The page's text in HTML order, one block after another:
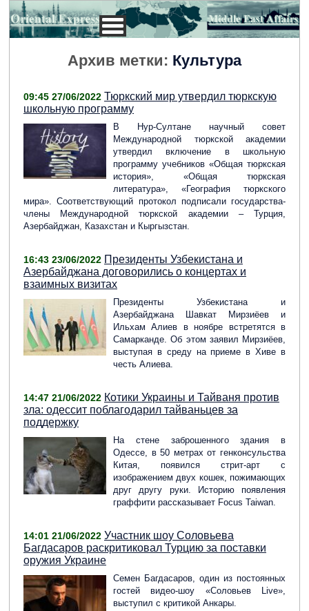
Архив метки: Культура
09:45 27/06/2022 Тюркский мир утвердил тюркскую
школьную программу
В Нур-Султане научный совет
Международной тюркской академии
утвердил включение в школьную
программу учебников «Общая тюркская
история», «Общая тюркская
литература», «География тюркского
мира». Соответствующий протокол подписали государства-
члены Международной тюркской академии – Турция,
Азербайджан, Казахстан и Кыргызстан.
16:43 23/06/2022 Президенты Узбекистана и
Азербайджана договорились о концертах и
взаимных визитах
Президенты Узбекистана и
Азербайджана Шавкат Мирзиёев и
Ильхам Алиев в ноябре встретятся в
Самарканде. Об этом заявил Мирзиёев,
выступая в среду на приеме в Хиве в
честь Алиева.
14:47 21/06/2022 Котики Украины и Тайваня против
зла: одессит поблагодарил тайваньцев за
поддержку
На стене заброшенного здания в
Одессе, в 50 метрах от генконсульства
Китая, появился стрит-арт с
изображением двух кошек, пожимающих
друг другу руки. Историю появления
граффити рассказывает Focus Taiwan.
14:01 21/06/2022 Участник шоу Соловьева
Багдасаров раскритиковал Турцию за поставки
оружия Украине
Семен Багдасаров, один из постоянных
гостей видео-шоу «Соловьев Live»,
выступил с критикой Анкары.